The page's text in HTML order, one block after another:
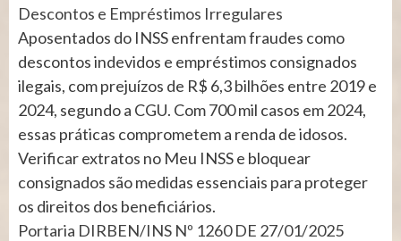
Descontos e Empréstimos Irregulares
Aposentados do INSS enfrentam fraudes como
descontos indevidos e empréstimos consignados
ilegais, com prejuízos de R$ 6,3 bilhões entre 2019 e
2024, segundo a CGU. Com 700 mil casos em 2024,
essas práticas comprometem a renda de idosos.
Verificar extratos no Meu INSS e bloquear
consignados são medidas essenciais para proteger
os direitos dos beneficiários.
Portaria DIRBEN/INS Nº 1260 DE 27/01/2025